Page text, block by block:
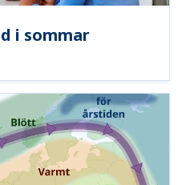
i sommar